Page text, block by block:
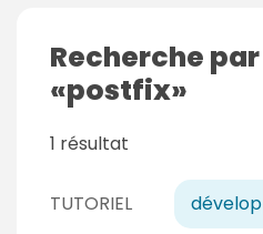
Recherche
postfix
1 résultat
TUTORIEL